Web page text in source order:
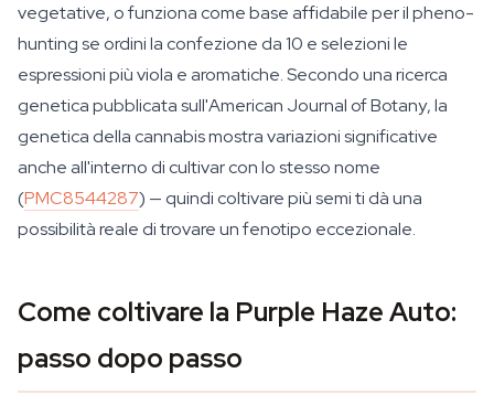
vegetative, o funziona come base affidabile per il pheno-
hunting se ordini la confezione da 10 e selezioni le
espressioni più viola e aromatiche. Secondo una ricerca
genetica pubblicata sull'American Journal of Botany, la
genetica della cannabis mostra variazioni significative
anche all'interno di cultivar con lo stesso nome
(PMC8544287) — quindi coltivare più semi ti dà una
possibilità reale di trovare un fenotipo eccezionale.
Come coltivare la Purple Haze Auto:
passo dopo passo